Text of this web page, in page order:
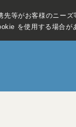
先等がお客様のニー
を使用する場合が